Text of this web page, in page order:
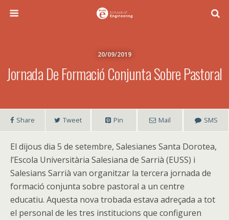
20/09/2019
Jornada De Formació Conjunta Sobre Pastoral
Share Tweet Pin Mail SMS
El dijous dia 5 de setembre, Salesianes Santa Dorotea,
l’Escola Universitària Salesiana de Sarrià (EUSS) i
Salesians Sarrià van organitzar la tercera jornada de
formació conjunta sobre pastoral a un centre
educatiu. Aquesta nova trobada estava adreçada a tot
el personal de les tres institucions que configuren